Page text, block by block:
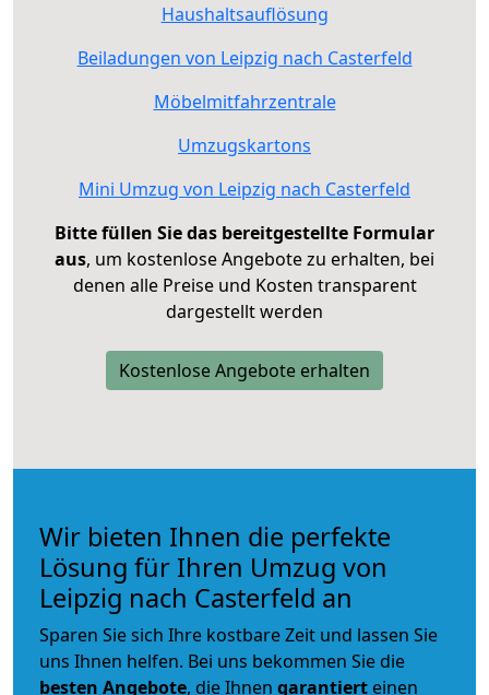
Haushaltsauflösung
Beiladungen von Leipzig nach Casterfeld
Möbelmitfahrzentrale
Umzugskartons
Mini Umzug von Leipzig nach Casterfeld
Bitte füllen Sie das bereitgestellte Formular
aus, um kostenlose Angebote zu erhalten, bei
denen alle Preise und Kosten transparent
dargestellt werden
Kostenlose Angebote erhalten
Wir bieten Ihnen die perfekte
Lösung für Ihren Umzug von
Leipzig nach Casterfeld an
Sparen Sie sich Ihre kostbare Zeit und lassen Sie
uns Ihnen helfen. Bei uns bekommen Sie die
besten Angebote, die Ihnen garantiert einen